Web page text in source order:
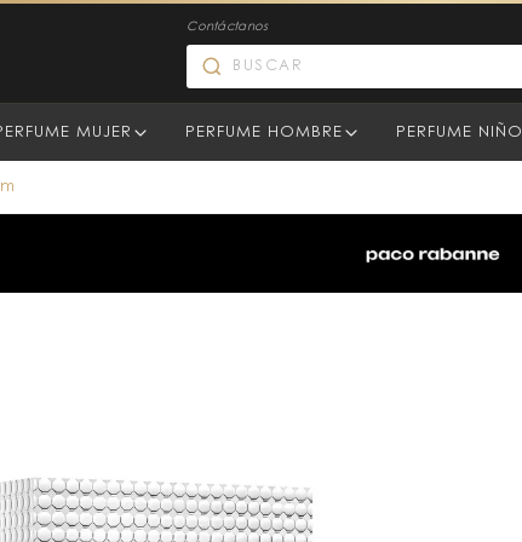
Contáctanos
MUJER PERFUME HOMBRE PERFUME NIÑO